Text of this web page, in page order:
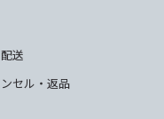
送
セル・返品